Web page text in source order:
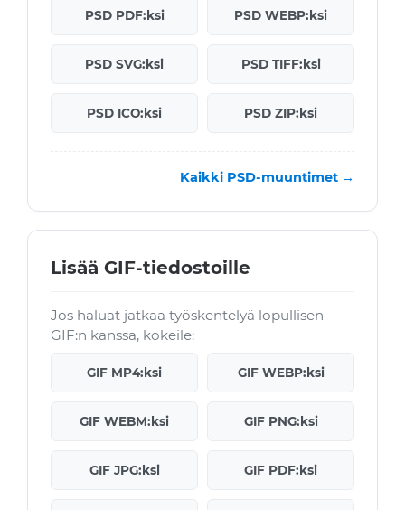
PSD PDF:ksi PSD WEBP:ksi
PSD SVG:ksi PSD TIFF:ksi
PSD ICO:ksi PSD ZIP:ksi
Kaikki PSD-muuntimet →
Lisää GIF-tiedostoille
Jos haluat jatkaa työskentelyä lopullisen
GIF:n kanssa, kokeile:
GIF MP4:ksi GIF WEBP:ksi
GIF WEBM:ksi GIF PNG:ksi
GIF JPG:ksi GIF PDF:ksi